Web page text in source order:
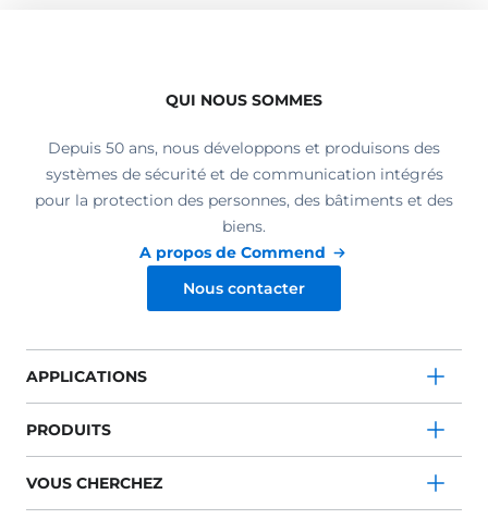
QUI NOUS SOMMES
Depuis 50 ans, nous développons et produisons des
systèmes de sécurité et de communication intégrés
pour la protection des personnes, des bâtiments et des
biens.
A propos de Commend
Nous contacter
APPLICATIONS
PRODUITS
VOUS CHERCHEZ